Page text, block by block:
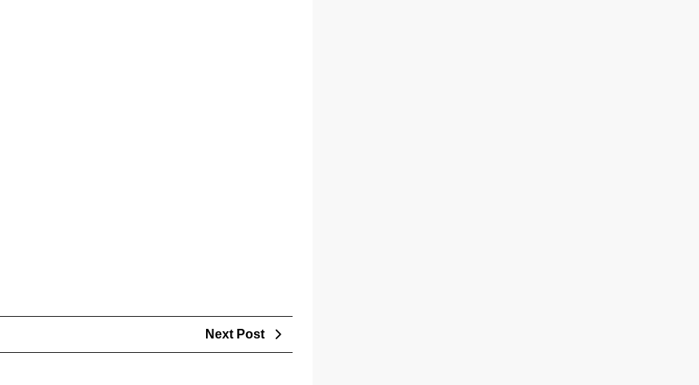
Next Post
Post